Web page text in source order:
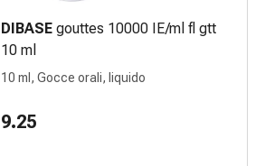
DIBASE gouttes 10000 IE/ml fl gtt
10 ml
10 ml, Gocce orali, liquido
9.25